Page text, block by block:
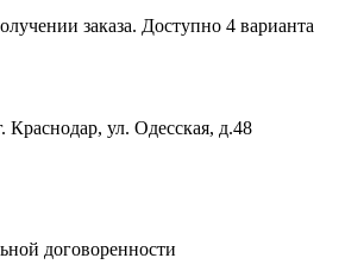
заказа. Доступно 4 варианта
Краснодар, ул. Одесская, д.48
договоренности